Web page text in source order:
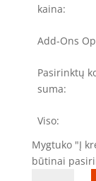
kaina:
Add-Ons
Pasirinktų
suma:
Viso:
Mygtuko "Į
būtinai